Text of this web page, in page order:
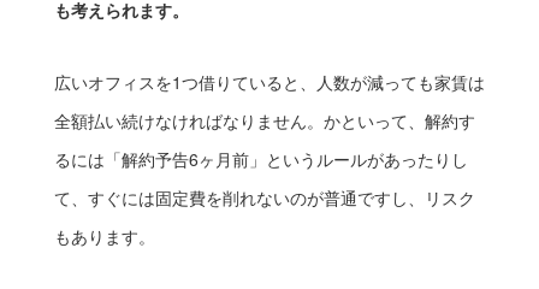
も考えられます。
広いオフィスを1つ借りていると、人数が減っても家賃は
全額払い続けなければなりません。かといって、解約す
るには「解約予告6ヶ月前」というルールがあったりし
て、すぐには固定費を削れないのが普通ですし、リスク
もあります。